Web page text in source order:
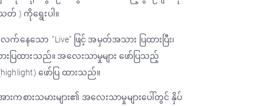
) ကိုရွေးပါ။
ေသော “Live” ဖြင့် အမှတ်အသား ပြထားပြီး၊
ြထားသည်။ အလေးသာမှုများ ဖော်ပြသည့်
ဖော်ပြ ထားသည်။
ားသမားများ၏ အလေးသာမှုများပေါ်တွင် နှိပ်